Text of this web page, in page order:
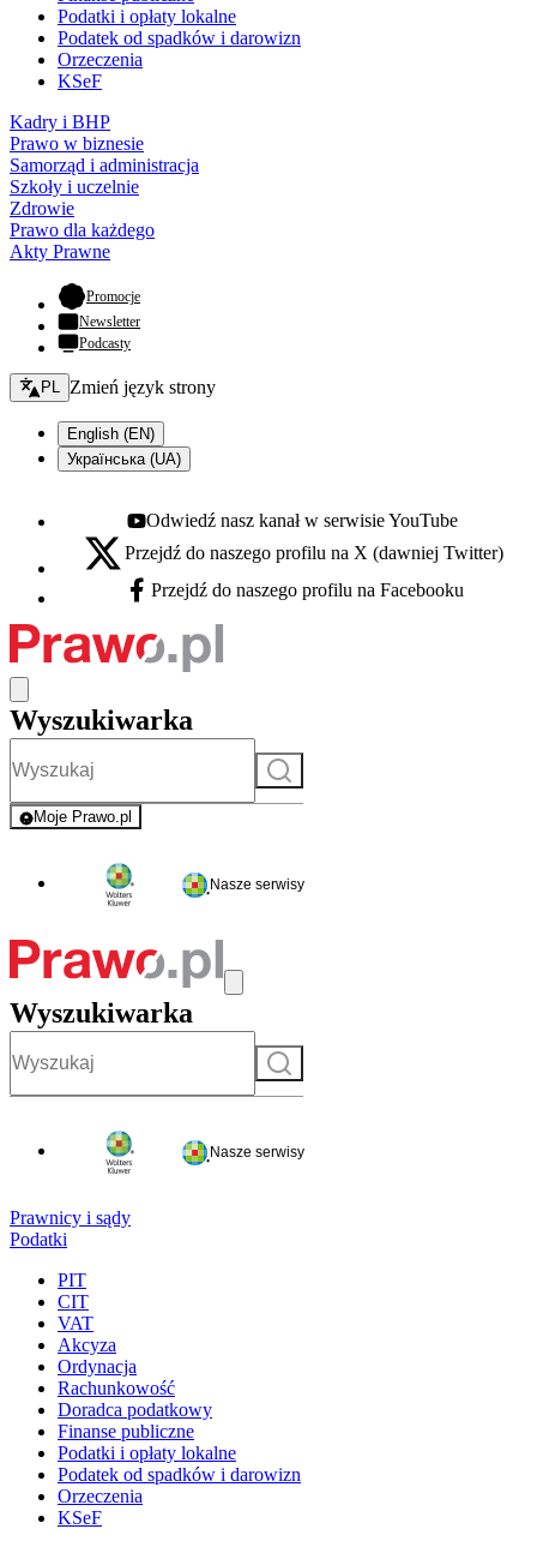
Podatki i opłaty lokalne
Podatek od spadków i darowizn
Orzeczenia
KSeF
Kadry i BHP
Prawo w biznesie
Samorząd i administracja
Szkoły i uczelnie
Zdrowie
Prawo dla każdego
Akty Prawne
Promocje- otwiera się w nowej karcie
Newsletter
Podcasty
Zmień język - bieżący:
PL Zmień język strony
English (EN)
Українська (UA)
Youtube - otwiera się w nowej karcie
Odwiedź nasz kanał w serwisie YouTube
X - otwiera się w nowej karcie
Przejdź do naszego profilu na X (dawniej Twitter)
Facebook - otwiera się w nowej karcie
Przejdź do naszego profilu na Facebooku
Wyszukiwarka
Szukaj
Moje Prawo.pl
- rejestracja i logowanie do serwisu
Nasze serwisy
Wyszukiwarka
Szukaj
Nasze serwisy
Prawnicy i sądy
Podatki
PIT
CIT
VAT
Akcyza
Ordynacja
Rachunkowość
Doradca podatkowy
Finanse publiczne
Podatki i opłaty lokalne
Podatek od spadków i darowizn
Orzeczenia
KSeF